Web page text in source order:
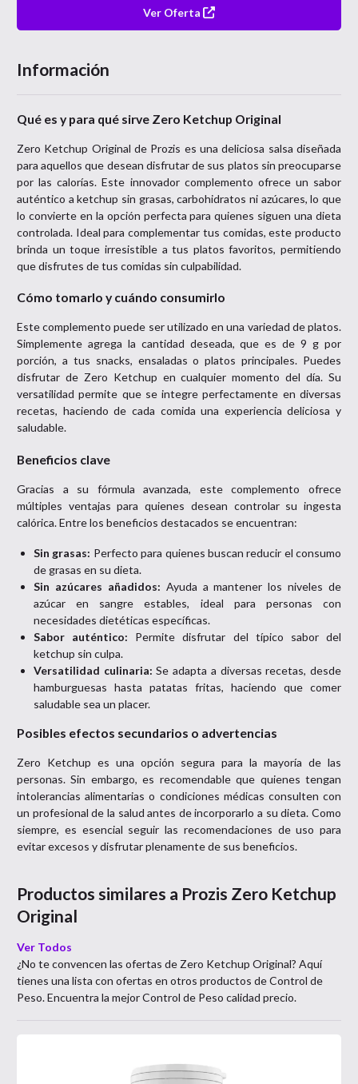
Ver Oferta
Información
Qué es y para qué sirve Zero Ketchup Original
Zero Ketchup Original de Prozis es una deliciosa salsa diseñada
para aquellos que desean disfrutar de sus platos sin preocuparse
por las calorías. Este innovador complemento ofrece un sabor
auténtico a ketchup sin grasas, carbohidratos ni azúcares, lo que
lo convierte en la opción perfecta para quienes siguen una dieta
controlada. Ideal para complementar tus comidas, este producto
brinda un toque irresistible a tus platos favoritos, permitiendo
que disfrutes de tus comidas sin culpabilidad.
Cómo tomarlo y cuándo consumirlo
Este complemento puede ser utilizado en una variedad de platos.
Simplemente agrega la cantidad deseada, que es de 9 g por
porción, a tus snacks, ensaladas o platos principales. Puedes
disfrutar de Zero Ketchup en cualquier momento del día. Su
versatilidad permite que se integre perfectamente en diversas
recetas, haciendo de cada comida una experiencia deliciosa y
saludable.
Beneficios clave
Gracias a su fórmula avanzada, este complemento ofrece
múltiples ventajas para quienes desean controlar su ingesta
calórica. Entre los beneficios destacados se encuentran:
Sin grasas: Perfecto para quienes buscan reducir el consumo
de grasas en su dieta.
Sin azúcares añadidos: Ayuda a mantener los niveles de
azúcar en sangre estables, ideal para personas con
necesidades dietéticas específicas.
Sabor auténtico: Permite disfrutar del típico sabor del
ketchup sin culpa.
Versatilidad culinaria: Se adapta a diversas recetas, desde
hamburguesas hasta patatas fritas, haciendo que comer
saludable sea un placer.
Posibles efectos secundarios o advertencias
Zero Ketchup es una opción segura para la mayoría de las
personas. Sin embargo, es recomendable que quienes tengan
intolerancias alimentarias o condiciones médicas consulten con
un profesional de la salud antes de incorporarlo a su dieta. Como
siempre, es esencial seguir las recomendaciones de uso para
evitar excesos y disfrutar plenamente de sus beneficios.
Productos similares a Prozis Zero Ketchup
Original
Ver Todos
¿No te convencen las ofertas de Zero Ketchup Original? Aquí
tienes una lista con ofertas en otros productos deControl de
Peso. Encuentra la mejorControl de Peso calidad precio.